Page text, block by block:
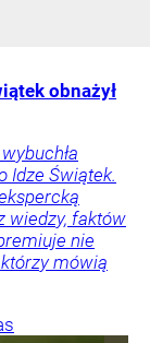
obnażył
Idze Świątek.
wiedzy, faktów
nie
mówią